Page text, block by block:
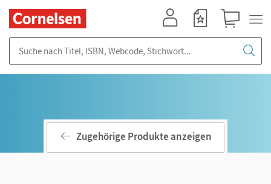
Zugehörige Produkte anzeigen